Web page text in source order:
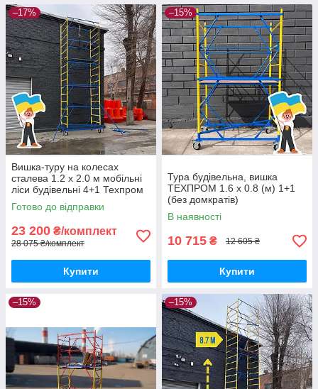
–17%
Вишка-туру на колесах
сталева 1.2 х 2.0 м мобільні
ліси будівельні 4+1 Техпром
Готово до відправки
23 200 ₴/комплект
28 075 ₴/комплект
Купити
–15%
Тура будівельна, вишка
ТЕХПРОМ 1.6 х 0.8 (м) 1+1
(без домкратів)
В наявності
10 715 ₴ 12 605 ₴
Купити
–15% –15%